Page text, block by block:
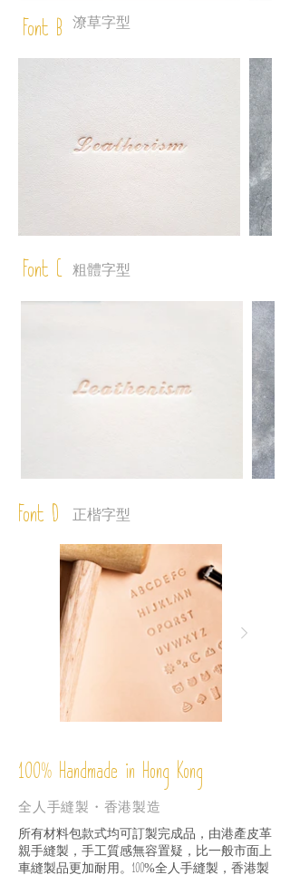
Font B 潦草字型
Font C 粗體字型
Font D 正楷字型
100% Handmade in Hong Kong
全人手縫製・香港製造
所有材料包款式均可訂製完成品，由港產皮革
親手縫製，手工質感無容置疑，比一般市面上
車縫製品更加耐用。 100%全人手縫製，香港製